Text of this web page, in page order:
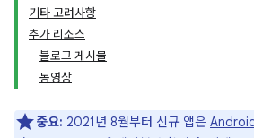
기타 고려사항
추가 리소스
블로그 게시물
동영상
중요: 2021년 8월부터 신규 앱은